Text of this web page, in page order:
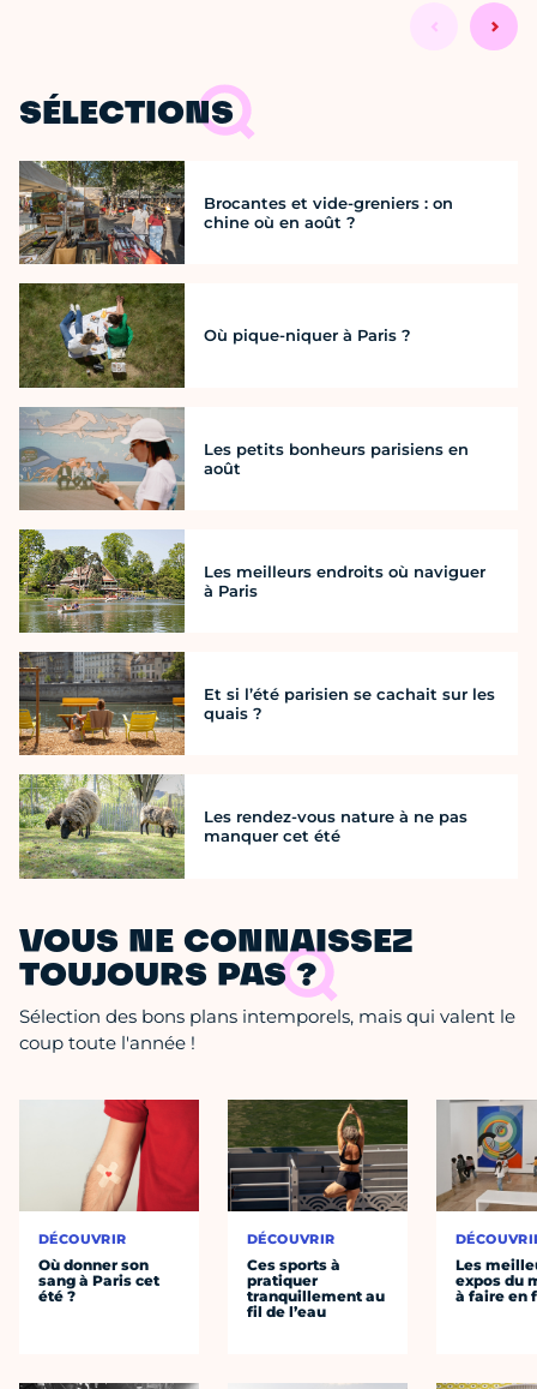
SÉLECTIONS
Brocantes et vide-greniers : on
chine où en août ?
Où pique-niquer à Paris ?
Les petits bonheurs parisiens en
août
Les meilleurs endroits où naviguer
à Paris
Et si l’été parisien se cachait sur les
quais ?
Les rendez-vous nature à ne pas
manquer cet été
VOUS NE CONNAISSEZ
TOUJOURS PAS ?
Sélection des bons plans intemporels, mais qui valent le
coup toute l'année !
DÉCOUVRIR
Où donner son
sang à Paris cet
été ?
DÉCOUVRIR
Ces sports à
pratiquer
tranquillement au
fil de l’eau
Les
expos du
à faire en